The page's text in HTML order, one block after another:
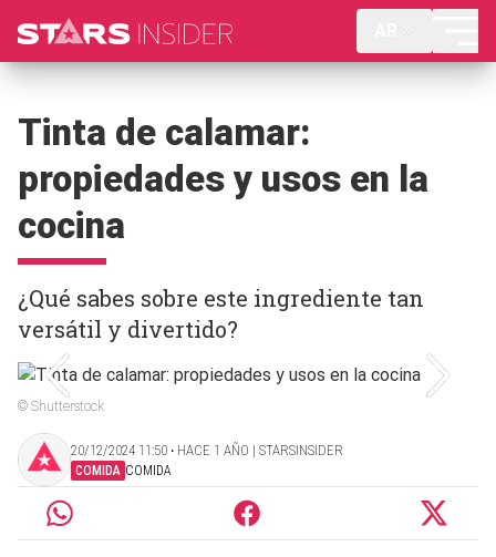
Tinta de calamar:
propiedades y usos en la
cocina
¿Qué sabes sobre este ingrediente tan
versátil y divertido?
© Shutterstock
20/12/2024 11:50 ‧ HACE 1 AÑO | STARSINSIDER
COMIDA COMIDA